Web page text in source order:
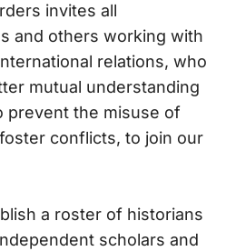
invites all
and others working with
relations, who
mutual understanding
prevent the misuse of
conflicts, to join our
a roster of historians
scholars and